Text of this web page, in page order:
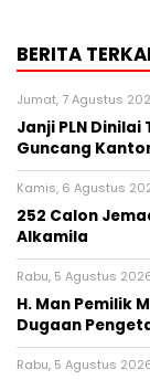
BERITA
Jumat, 7 Agustus
Janji PLN
Guncang
Kamis, 6 Agustus
252 Calon
Alkamila
Rabu, 5 Agustus
H. Man Pemilik
Dugaan
Rabu, 5 Agustus